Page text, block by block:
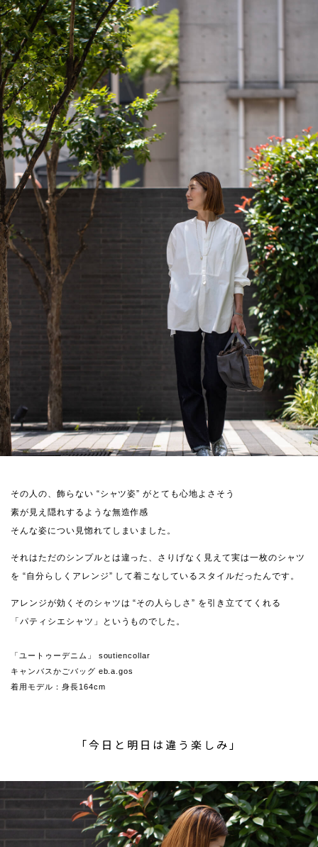
その人の、飾らない “シャツ姿” がとても心地よさそう
素が見え隠れするような無造作感
そんな姿につい見惚れてしまいました。
それはただのシンプルとは違った、さりげなく見えて実は一枚のシャツ
を “自分らしくアレンジ” して着こなしているスタイルだったんです。
アレンジが効くそのシャツは “その人らしさ” を引き立ててくれる
「パティシエシャツ」というものでした。
「ユートゥーデニム」 soutiencollar
キャンバスかごバッグ eb.a.gos
着用モデル：身長164cm
「今日と明日は違う楽しみ」